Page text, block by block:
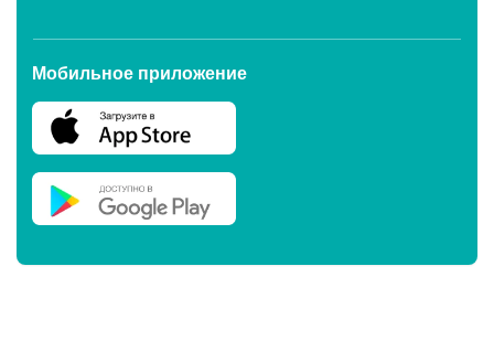
Мобильное приложение